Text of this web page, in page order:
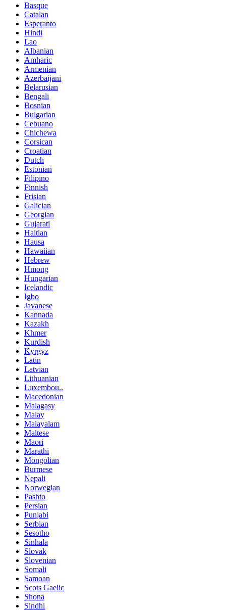
Basque
Catalan
Esperanto
Hindi
Lao
Albanian
Amharic
Armenian
Azerbaijani
Belarusian
Bengali
Bosnian
Bulgarian
Cebuano
Chichewa
Corsican
Croatian
Dutch
Estonian
Filipino
Finnish
Frisian
Galician
Georgian
Gujarati
Haitian
Hausa
Hawaiian
Hebrew
Hmong
Hungarian
Icelandic
Igbo
Javanese
Kannada
Kazakh
Khmer
Kurdish
Kyrgyz
Latin
Latvian
Lithuanian
Luxembou..
Macedonian
Malagasy
Malay
Malayalam
Maltese
Maori
Marathi
Mongolian
Burmese
Nepali
Norwegian
Pashto
Persian
Punjabi
Serbian
Sesotho
Sinhala
Slovak
Slovenian
Somali
Samoan
Scots Gaelic
Shona
Sindhi